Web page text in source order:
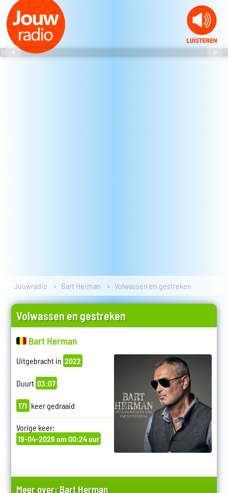
Jouwradio Bart Herman Volwassen en gestreken
Volwassen en gestreken
Bart Herman
Uitgebracht in 2022
Duurt 03:07
171 keer gedraaid
Vorige keer:
19-04-2026 om 00:24 uur
Meer over: Bart Herman